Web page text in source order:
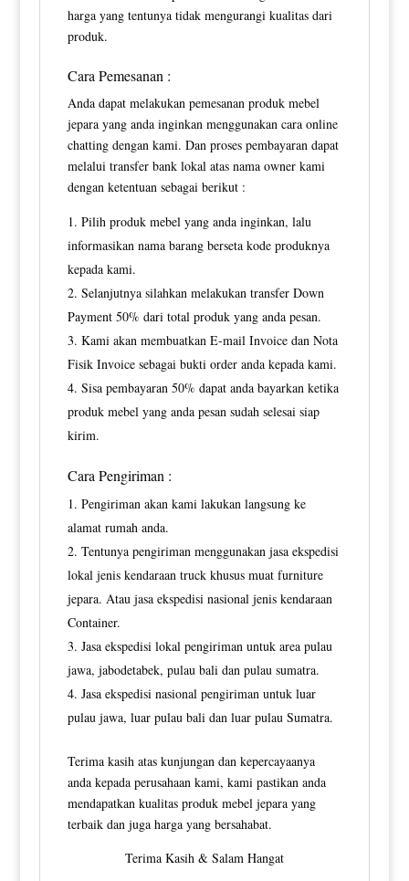
harga yang tentunya tidak mengurangi kualitas dari
produk.
Cara Pemesanan :
Anda dapat melakukan pemesanan produk mebel
jepara yang anda inginkan menggunakan cara online
chatting dengan kami. Dan proses pembayaran dapat
melalui transfer bank lokal atas nama owner kami
dengan ketentuan sebagai berikut :
Pilih produk mebel yang anda inginkan, lalu
informasikan nama barang berseta kode produknya
kepada kami.
Selanjutnya silahkan melakukan transfer Down
Payment 50% dari total produk yang anda pesan.
Kami akan membuatkan E-mail Invoice dan Nota
Fisik Invoice sebagai bukti order anda kepada kami.
Sisa pembayaran 50% dapat anda bayarkan ketika
produk mebel yang anda pesan sudah selesai siap
kirim.
Cara Pengiriman :
Pengiriman akan kami lakukan langsung ke
alamat rumah anda.
Tentunya pengiriman menggunakan jasa ekspedisi
lokal jenis kendaraan truck khusus muat furniture
jepara. Atau jasa ekspedisi nasional jenis kendaraan
Container.
Jasa ekspedisi lokal pengiriman untuk area pulau
jawa, jabodetabek, pulau bali dan pulau sumatra.
Jasa ekspedisi nasional pengiriman untuk luar
pulau jawa, luar pulau bali dan luar pulau Sumatra.
Terima kasih atas kunjungan dan kepercayaanya
anda kepada perusahaan kami, kami pastikan anda
mendapatkan kualitas produk mebel jepara yang
terbaik dan juga harga yang bersahabat.
Terima Kasih & Salam Hangat